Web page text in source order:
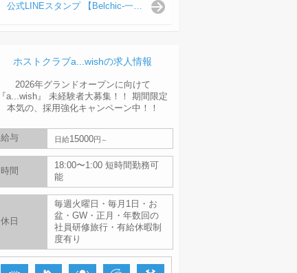
公式LINEスタンプ 【Belchic-一ノ瀬 仁支配人】
ホストクラブa...wishの求人情報
2026年グランドオープンに向けて
『a...wish』 未経験者大募集！！ 期間限定
本気の、採用強化キャンペーン中！！
給与 日給15000円
時間
18:00〜1:00 短時間勤務可
能
休日
毎週火曜日・毎月1日・お
盆・GW・正月・年数回の
社員研修旅行・有給休暇制
度有り